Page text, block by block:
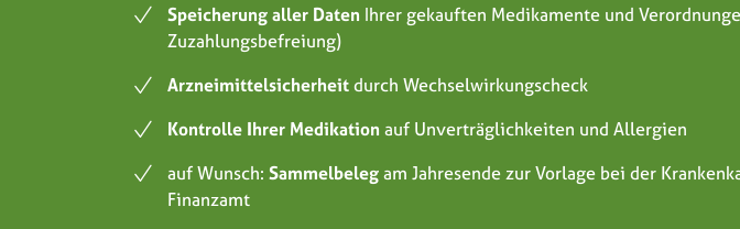
Speicherung aller Daten Ihrer gekauften Medikamente und
Zuzahlungsbefreiung)
Arzneimittelsicherheitdurch Wechselwirkungscheck
Kontrolle Ihrer Medikation auf Unverträglichkeiten und Allergien
auf Wunsch: Sammelbelegam Jahresende zur Vorlage bei der
Finanzamt